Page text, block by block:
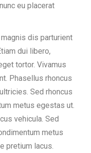
eu placerat
dis parturient
dui libero,
tortor. Vivamus
Phasellus rhoncus
Sed rhoncus
metus egestas ut.
vehicula. Sed
metus
pretium lacus.